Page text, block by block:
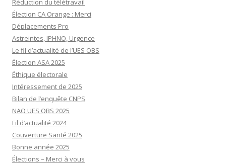
Réduction du télétravail
Élection CA Orange : Merci
Déplacements Pro
Astreintes, IPHNO, Urgence
Le fil d’actualité de l’UES OBS
Élection ASA 2025
Éthique électorale
Intéressement de 2025
Bilan de l’enquête CNPS
NAO UES OBS 2025
Fil d’actualité 2024
Couverture Santé 2025
Bonne année 2025
Élections – Merci à vous